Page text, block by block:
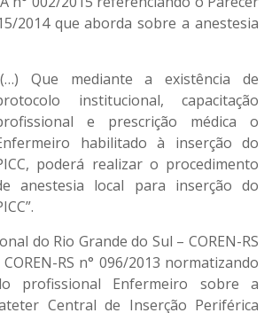
2014 que aborda sobre a anestesia
Que mediante a existência de
institucional, capacitação
e prescrição médica o
habilitado à inserção do
poderá realizar o procedimento
anestesia local para inserção do
do Rio Grande do Sul – COREN-RS
RS n° 096/2013 normatizando
profissional Enfermeiro sobre a
Central de Inserção Periférica